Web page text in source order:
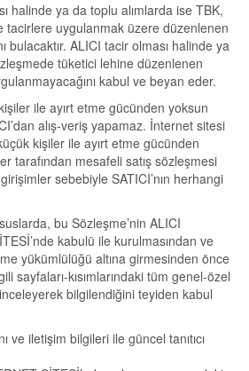
halinde ya da toplu alımlarda ise TBK,
tacirlere uygulanmak üzere düzenlenen
bulacaktır. ALICI tacir olması halinde ya
tüketici lehine düzenlenen
kabul ve beyan eder.
ile ayırt etme gücünden yoksun
alış-veriş yapamaz. İnternet sitesi
kişiler ile ayırt etme gücünden
tarafından mesafeli satış sözleşmesi
sebebiyle SATICI’nın herhangi
bu Sözleşme’nin ALICI
kabulü ile kurulmasından ve
yükümlülüğü altına girmesinden önce
sayfaları-kısımlarındaki tüm genel-özel
bilgilendiğini teyiden kabul
ve iletişim bilgileri ile güncel tanıtıcı